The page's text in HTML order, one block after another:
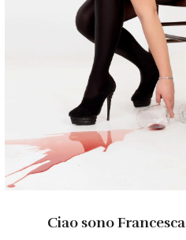
Ciao sono Francesca